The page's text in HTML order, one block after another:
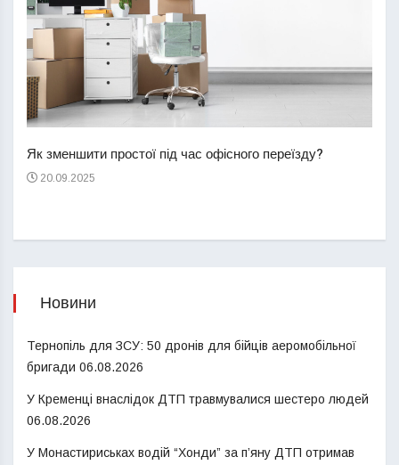
Як зменшити простої під час офісного переїзду?
20.09.2025
Новини
Тернопіль для ЗСУ: 50 дронів для бійців аеромобільної
бригади 06.08.2026
У Кременці внаслідок ДТП травмувалися шестеро людей
06.08.2026
У Монастириськах водій “Хонди” за п’яну ДТП отримав